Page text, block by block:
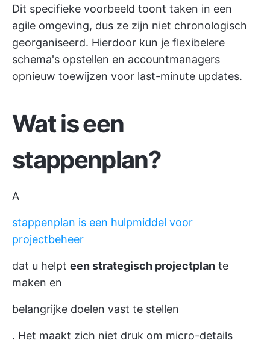
Dit specifieke voorbeeld toont taken in een
agile omgeving, dus ze zijn niet chronologisch
georganiseerd. Hierdoor kun je flexibelere
schema's opstellen en accountmanagers
opnieuw toewijzen voor last-minute updates.
Wat is een
stappenplan?
A
stappenplan is een hulpmiddel voor
projectbeheer
dat u helpt een strategisch projectplan te
maken en
belangrijke doelen vast te stellen
. Het maakt zich niet druk om micro-details